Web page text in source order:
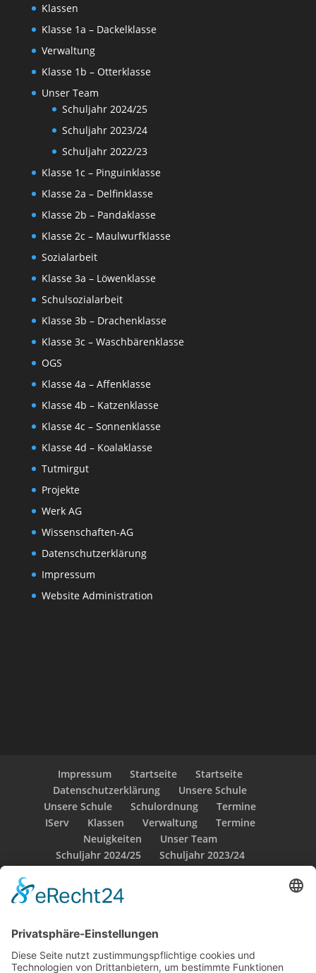
Klassen
Klasse 1a – Dackelklasse
Verwaltung
Klasse 1b – Otterklasse
Unser Team
Schuljahr 2024/25
Schuljahr 2023/24
Schuljahr 2022/23
Klasse 1c – Pinguinklasse
Klasse 2a – Delfinklasse
Klasse 2b – Pandaklasse
Klasse 2c – Maulwurfklasse
Sozialarbeit
Klasse 3a – Löwenklasse
Schulsozialarbeit
Klasse 3b – Drachenklasse
Klasse 3c – Waschbärenklasse
OGS
Klasse 4a – Affenklasse
Klasse 4b – Katzenklasse
Klasse 4c – Sonnenklasse
Klasse 4d – Koalaklasse
Tutmirgut
Projekte
Werk AG
Wissenschaften-AG
Datenschutzerklärung
Impressum
Website Administration
Impressum Startseite
Startseite
Datenschutzerklärung
Unsere Schule
Unsere Schule
Schulordnung
Termine
IServ
Klassen Verwaltung
Termine
Neuigkeiten
Unser Team
Schuljahr 2024/25
Schuljahr 2023/24
Schulsozialarbeit
Klassen
Klasse 1a – Dackelklasse
Unser Team
Klasse 1c – Pinguinklasse
Klasse 2a – Delfinklasse
Klasse 2b – Pandaklasse